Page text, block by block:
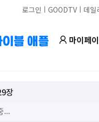
로그인 ㅣ GOODTVㅣ 데일
마이페
장